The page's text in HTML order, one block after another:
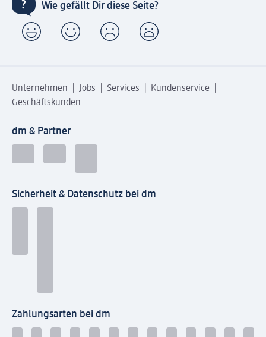
Wie gefällt Dir diese Seite?
Unternehmen Jobs Services
Kundenservice
Geschäftskunden
dm & Partner
Sicherheit & Datenschutz bei dm
Zahlungsarten bei dm